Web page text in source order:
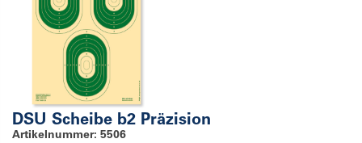
DSU Scheibe b2 Präzision
Artikelnummer: 5506